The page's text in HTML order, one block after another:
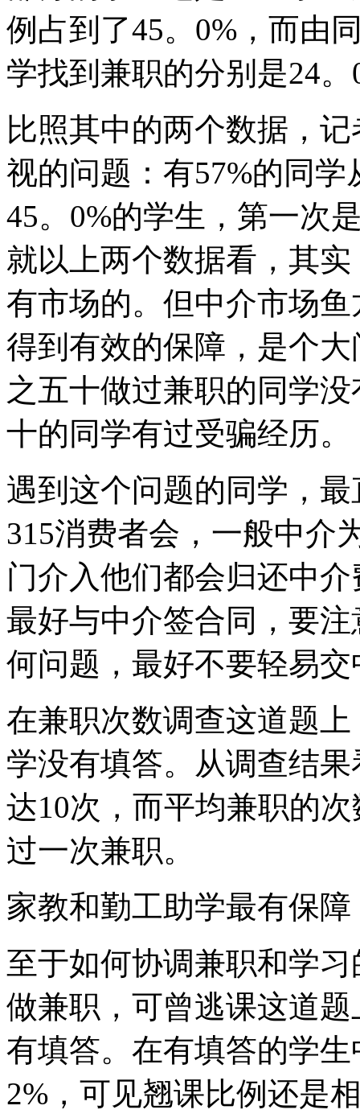
例占到了45。0%，而由
学找到兼职的分别是24
比照其中的两个数据，
视的问题：有57%的同
45。0%的学生，第一次
就以上两个数据看，其
有市场的。但中介市场
得到有效的保障，是个
之五十做过兼职的同学
十的同学有过受骗经历。
遇到这个问题的同学，
315消费者会，一般中介
门介入他们都会归还中
最好与中介签合同，要
何问题，最好不要轻易
在兼职次数调查这道题
学没有填答。从调查结
达10次，而平均兼职的
过一次兼职。
家教和勤工助学最有保障
至于如何协调兼职和学
做兼职，可曾逃课这道
有填答。在有填答的学
2%，可见翘课比例还是